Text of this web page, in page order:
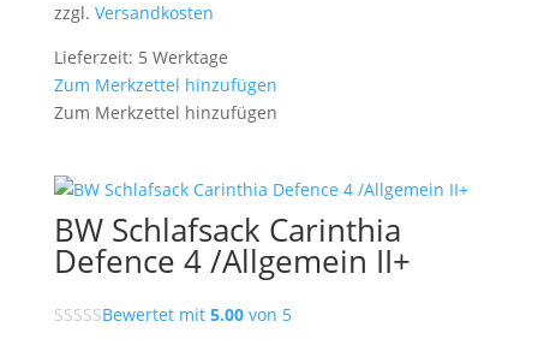
zzgl. Versandkosten
Lieferzeit: 5 Werktage
Zum Merkzettel hinzufügen
Zum Merkzettel hinzufügen
BW Schlafsack Carinthia
Defence 4 /Allgemein II+
Bewertet mit 5.00von 5